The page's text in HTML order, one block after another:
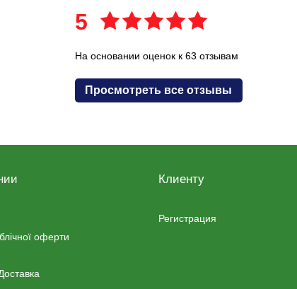
5
На основании оценок к 63 отзывам
Просмотреть все отзывы
оферти
Клиенту
Регистрация